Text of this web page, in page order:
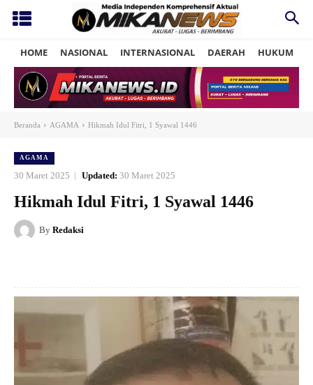
HOME NASIONAL INTERNASIONAL DAERAH HUKUM
Beranda AGAMA Hikmah Idul Fitri, 1 Syawal 1446
AGAMA
30 Maret 2025 Updated: 30 Maret 2025
Hikmah Idul Fitri, 1 Syawal 1446
By Redaksi